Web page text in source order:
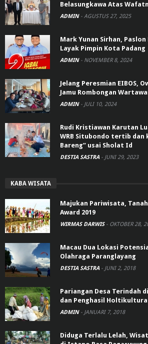
Belasungkawa Atas
ADMIN - AGUSTUS 27, 2025
Mark Yunan Sirhan, Paslon
Layak Pimpin Kota Padang
ADMIN - NOVEMBER 8, 2024
Jelang Peresmian EIBOS,
Jamu Rombongan
ADMIN - JULI 10, 2024
Rudi Kristiawan Karutan
WRB Situbondo tertib dan
Bareng” usai Sholat Id
DESTIA SASTRA - JUNI 29, 2023
KABA WISATA
Majukan Pariwisata,
Award 2019
WIRMAS DARWIS - OKTOBER 28,
Macau Dua Lokasi
Olahraga Paranglayang
DESTIA SASTRA - JUNI 2, 2018
Pariangan Desa Terindah
dan Penghasil Holtikultura
ADMIN - JANUARI 7, 2018
Diduga Terlalu Lelah,